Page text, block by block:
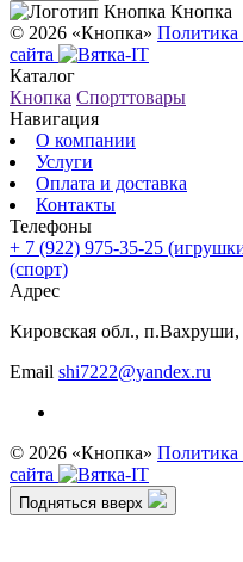
Кнопка
© 2026 «Кнопка» Политика
сайта
Каталог
Кнопка Спорттовары
Навигация
О компании
Услуги
Оплата и доставка
Контакты
Телефоны
+ 7 (922) 975-35-25
(спорт)
Адрес
Кировская обл.,
Email shi7222@yandex.ru
© 2026 «Кнопка» Политика
сайта
Подняться вверх